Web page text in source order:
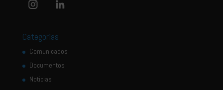
Categorías
Comunicados
Documentos
Noticias